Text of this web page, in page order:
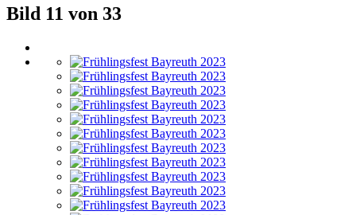
Bild 11 von 33